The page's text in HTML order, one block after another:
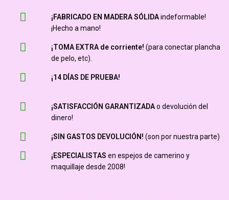
¡FABRICADO EN MADERA SÓLIDAindeformable!
¡Hecho a mano!
¡TOMA EXTRA de corriente! (para conectar plancha
de pelo, etc).
¡14 DÍAS DE PRUEBA!
¡SATISFACCIÓN GARANTIZADAo devolución del
dinero!
¡SIN GASTOS DEVOLUCIÓN! (son por nuestra parte)
¡ESPECIALISTAS en espejos de camerino y
maquillaje desde 2008!